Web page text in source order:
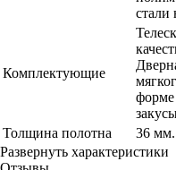
стали
Комплектующие
форме
Толщина полотна
36 мм.
Развернуть характеристики